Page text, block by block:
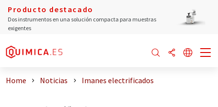
Producto destacado
Dos instrumentos en una solución compacta para muestras
exigentes
Home Noticias Imanes electrificados